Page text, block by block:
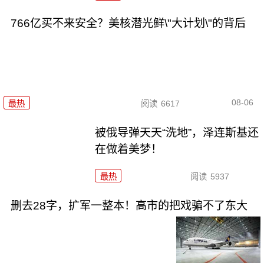
766亿买不来安全？美核潜光鲜\"大计划\"的背后
最热 阅读 6617 08-06
被俄导弹天天“洗地”，泽连斯基还
在做着美梦！
最热 阅读 5937
删去28字，扩军一整本！高市的把戏骗不了东大